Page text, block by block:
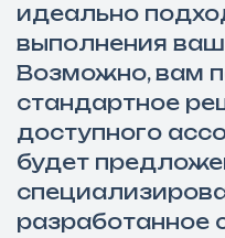
идеально
выполнения
Возможно, вам
стандартное
доступного
будет
разработанное